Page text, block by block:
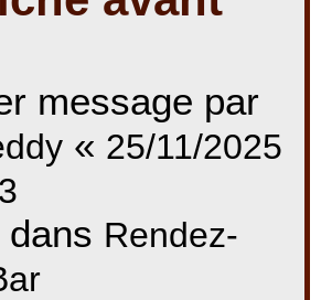
message par
« 25/11/2025
dans Rendez-